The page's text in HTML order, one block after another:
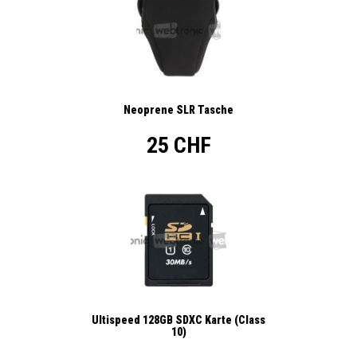
Neoprene SLR Tasche
25 CHF
Ultispeed 128GB SDXC Karte (Class
10)